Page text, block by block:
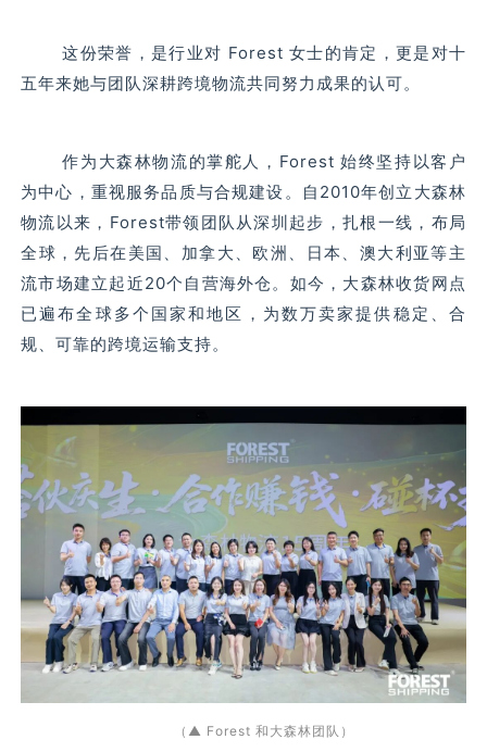
这份荣誉，是行业对 Forest 女士的肯定，更是对十
五年来她与团队深耕跨境物流共同努力成果的认可。
作为大森林物流的掌舵人，Forest 始终坚持以客户
为中心，重视服务品质与合规建设。自2010年创立大森林
物流以来，Forest带领团队从深圳起步，扎根一线，布局
全球，先后在美国、加拿大、欧洲、日本、澳大利亚等主
流市场建立起近20个自营海外仓。如今，大森林收货网点
已遍布全球多个国家和地区，为数万卖家提供稳定、合
规、可靠的跨境运输支持。
（▲ Forest 和大森林团队）